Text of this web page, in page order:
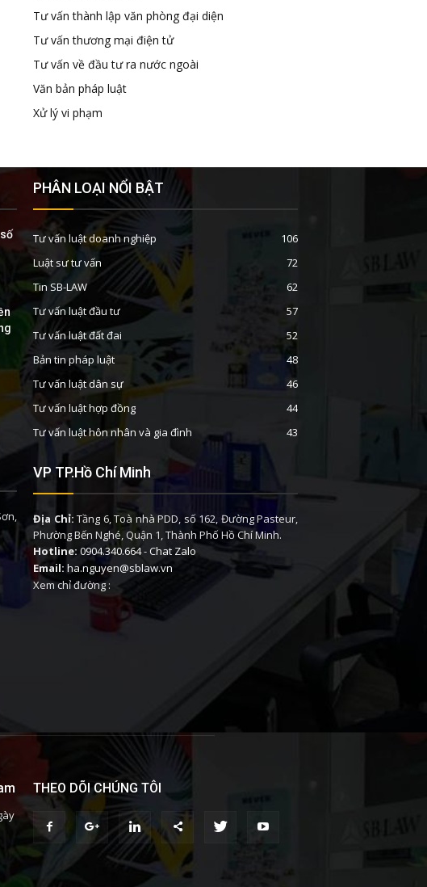
Tư vấn thành lập văn phòng đại diện
Tư vấn thương mại điện tử
Tư vấn về đầu tư ra nước ngoài
Văn bản pháp luật
Xử lý vi phạm
PHÂN LOẠI NỔI BẬT
Tư vấn luật doanh nghiệp
106
Luật sư tư vấn
72
Tin SB-LAW
62
Tư vấn luật đầu tư
57
Tư vấn luật đất đai
52
Bản tin pháp luật
48
Tư vấn luật dân sự
46
Tư vấn luật hợp đồng
44
Tư vấn luật hôn nhân và gia đình
43
VP TP.Hồ Chí Minh
Địa Chỉ: Tầng 6, Toà nhà PDD, số 162, Đường Pasteur,
Phường Bến Nghé, Quận 1, Thành Phố Hồ Chí Minh.
Hotline: 0904.340.664-Chat Zalo
Email: ha.nguyen@sblaw.vn
Xem chỉ đường :
THEO DÕI CHÚNG TÔI